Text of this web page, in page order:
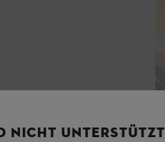
NICHT UNTERSTÜTZT